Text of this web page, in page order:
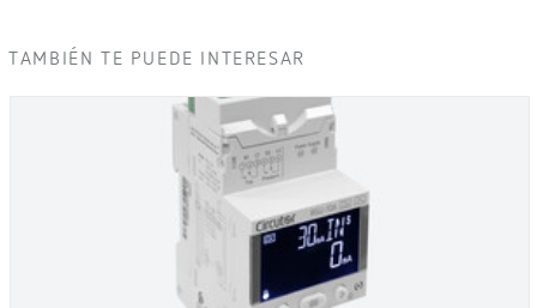
TAMBIÉN TE PUEDE INTERESAR